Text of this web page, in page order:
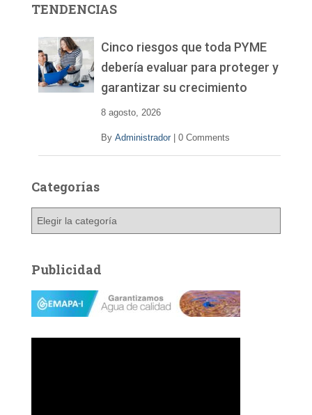
d
TENDENCIAS
Cinco riesgos que toda PYME
debería evaluar para proteger y
garantizar su crecimiento
8 agosto, 2026
By Administrador 0 Comments
Categorías
g
o
a
Publicidad